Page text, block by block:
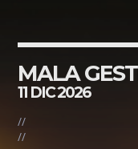
11 DIC 2026
//
//